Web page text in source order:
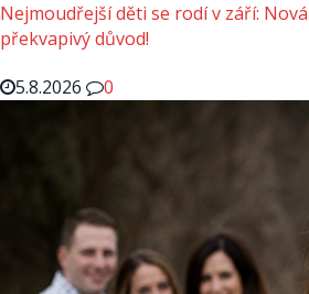
Nejmoudřejší děti se rodí v září:
překvapivý důvod!
5.8.2026
0